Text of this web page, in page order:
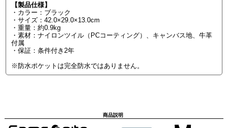
【製品仕様】
・カラー：ブラック
・サイズ：42.0×29.0×13.0cm
・重量：約0.9kg
・素材：ナイロンツイル（PCコーティング）、キャンバス地、牛革
付属
・保証：条件付き2年
※防水ポケットは完全防水ではありません。
商品説明